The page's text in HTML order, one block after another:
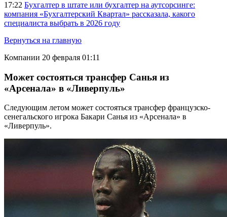
17:22 Бухгалтер в штате или бухгалтер на аутсорсинге:
компания «Бухгалтерский Квартал» рассказала, какого
специалиста выбрать в 2026 году
Вернуться на главную
Компании 20 февраля 01:11
Может состояться трансфер Санья из
«Арсенала» в «Ливерпуль»
Следующим летом может состояться трансфер французско-
сенегальского игрока Бакари Санья из «Арсенала» в
«Ливерпуль».